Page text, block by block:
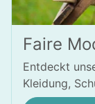
Faire
Entdeckt
Kleidung,